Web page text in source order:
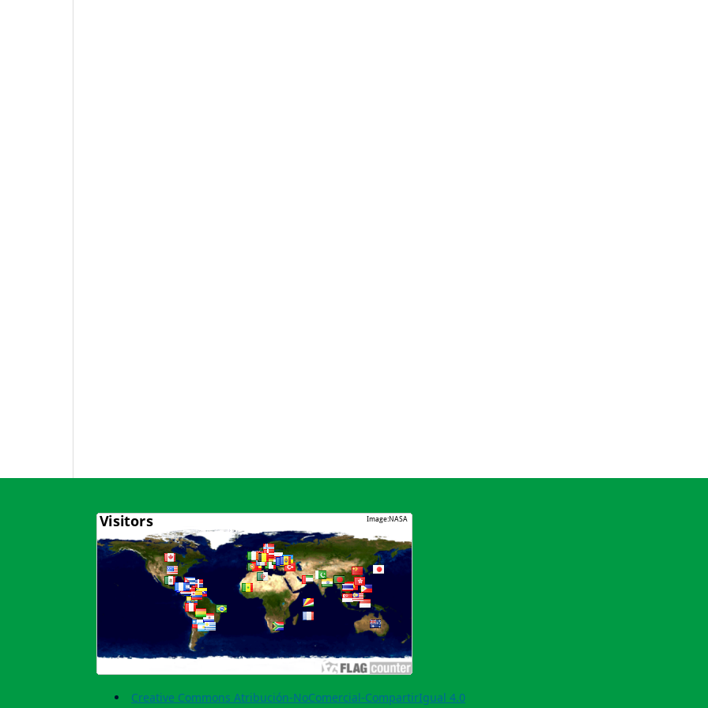
Creative Commons Atribución-NoComercial-CompartirIgual 4.0